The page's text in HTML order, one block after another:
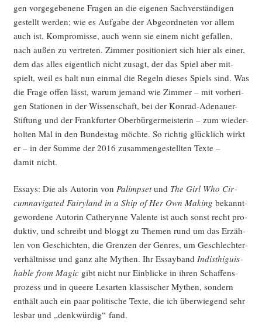
gen vor­ge­ge­be­ne­ne Fra­gen an die eige­nen Sach­ver­stän­di­gen
gestellt wer­den; wie es Auf­ga­be der Abge­ord­ne­ten vor allem
auch ist, Kom­pro­mis­se, auch wenn sie einem nicht gefal­len,
nach außen zu ver­tre­ten. Zim­mer posi­tio­niert sich hier als einer,
dem das alles eigent­lich nicht zusagt, der das Spiel aber mit­
spielt, weil es halt nun ein­mal die Regeln die­ses Spiels sind. Was
die Fra­ge offen lässt, war­um jemand wie Zim­mer – mit vor­he­ri­
gen Sta­tio­nen in der Wis­sen­schaft, bei der Kon­rad-Ade­nau­er-
Stif­tung und der Frank­fur­ter Ober­bür­ger­meis­te­rin – zum wie­der­
hol­ten Mal in den Bun­des­tag möch­te. So rich­tig glück­lich wirkt
er – in der Sum­me der 2016 zusam­men­ge­stell­ten Tex­te –
damit nicht.
Essays: Die als Autorin von Palim­psetund The Girl Who Cir­
cum­na­vi­ga­ted Fairy­land in a Ship of Her Own Making bekannt­
ge­wor­de­ne Autorin Catheryn­ne Valen­te ist auch sonst recht pro­
duk­tiv, und schreibt und bloggt zu The­men rund um das Erzäh­
len von Geschich­ten, die Gren­zen der Gen­res, um Geschlech­ter­
ver­hält­nis­se und ganz alte Mythen. Ihr Essay­band Indisthi­gu­is­
ha­ble from Magicgibt nicht nur Ein­bli­cke in ihren Schaf­fens­
pro­zess und in que­e­re Les­ar­ten klas­si­scher Mythen, son­dern
ent­hält auch ein paar poli­ti­sche Tex­te, die ich über­wie­gend sehr
les­bar und „denk­wür­dig“ fand.